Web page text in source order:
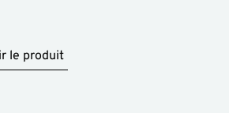
le produit